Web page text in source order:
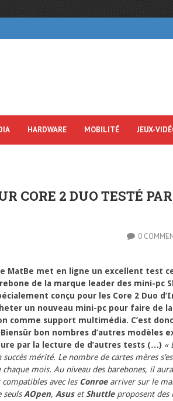
HARDWARE MOBILITÉ JEUX-
CORE 2 DUO TESTÉ PAR
0
MatBe met en ligne un excellent test
de la marque leader des mini-pc
conçu pour les Core 2 Duo
un nouveau mini-pc pour faire de la
comme support multimédia. C’est
bon nombres d’autres modèles
par la lecture de d’autres tests (…) «
mérité. Le nombre de cartes mères
mois. Au niveau des barebones, il
avec les Conroearriver sur le
seulsAOpen, Asuset Shuttleproposent des